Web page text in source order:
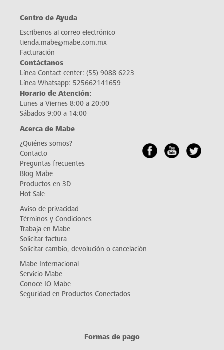
Centro de Ayuda
Escríbenos al correo electrónico
tienda.mabe@mabe.com.mx
Facturación
Contáctanos
Línea Contact center: (55) 9088 6223
Línea Whatsapp: 525662141659
Horario de Atención:
Lunes a Viernes 8:00 a 20:00
Sábados 9:00 a 14:00
Acerca de Mabe
¿Quiénes somos?
Contacto
Preguntas frecuentes
Blog Mabe
Productos en 3D
Hot Sale
Aviso de privacidad
Términos y Condiciones
Trabaja en Mabe
Solicitar factura
Solicitar cambio, devolución o cancelación
Mabe Internacional
Servicio Mabe
Conoce IO Mabe
Seguridad en Productos Conectados
Formas de pago